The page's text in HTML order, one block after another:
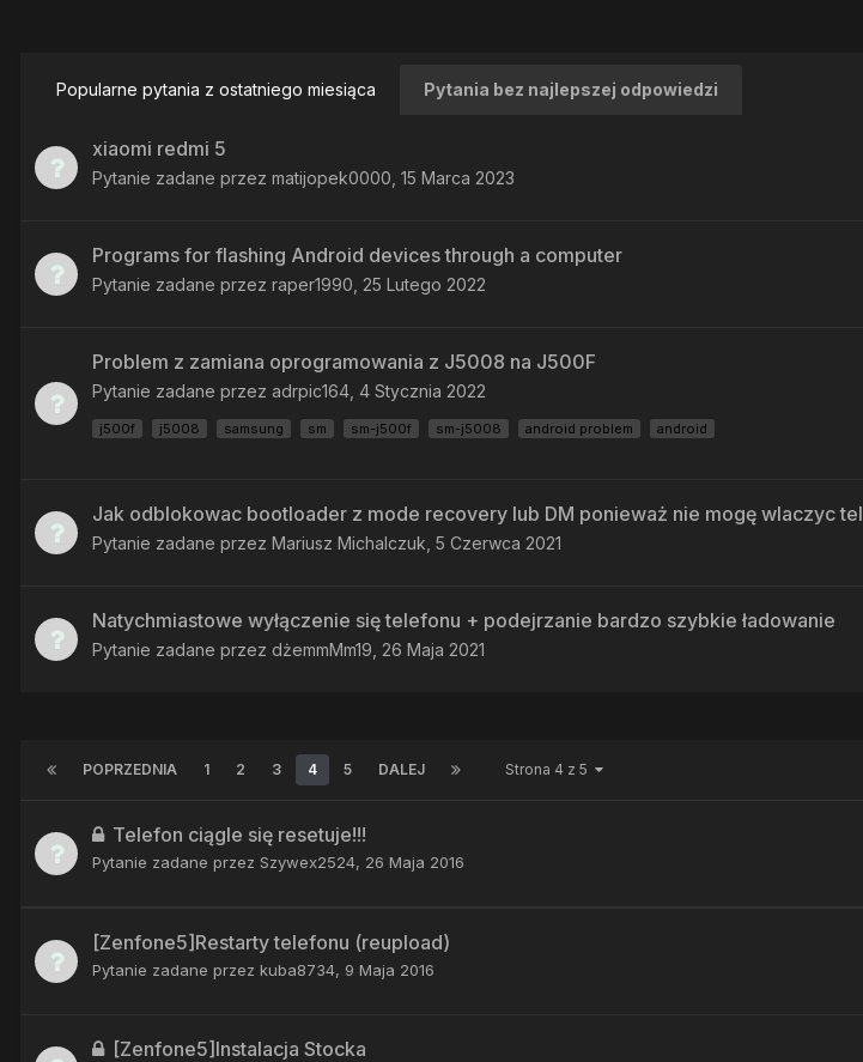
Popularne pytania z ostatniego miesiąca Pytania bez najlepszej odpowiedzi
xiaomi redmi 5
Pytanie zadane przez matijopek0000 15 Marca 2023
Programs for flashing Android devices through a computer
Pytanie zadane przez raper1990 25 Lutego 2022
Problem z zamiana oprogramowania z J5008 na J500F
Pytanie zadane przez adrpic164 4 Stycznia 2022
j500f j5008 samsung sm sm-j500f sm-j5008 android problem android
Jak odblokowac bootloader z mode recovery lub DM ponieważ nie mogę wlaczyc tel
Pytanie zadane przez Mariusz Michalczuk 5 Czerwca 2021
Natychmiastowe wyłączenie się telefonu + podejrzanie bardzo szybkie ładowanie
Pytanie zadane przez dżemmMm19 26 Maja 2021
POPRZEDNIA 1 2 3 4 5 DALEJ Strona 4 z 5
Telefon ciągle się resetuje!!!
Pytanie zadane przez Szywex2524, 26 Maja 2016
[Zenfone5]Restarty telefonu (reupload)
Pytanie zadane przez kuba8734, 9 Maja 2016
[Zenfone5]Instalacja Stocka